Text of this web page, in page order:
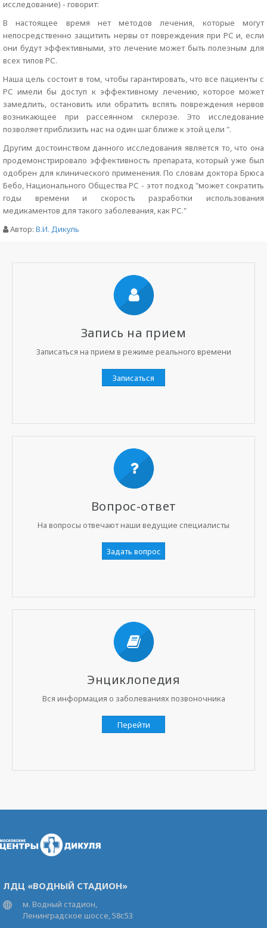
исследование) - говорит:
В настоящее время нет методов лечения, которые могут
непосредственно защитить нервы от повреждения при РС и, если
они будут эффективными, это лечение может быть полезным для
всех типов РС.
Наша цель состоит в том, чтобы гарантировать, что все пациенты с
РС имели бы доступ к эффективному лечению, которое может
замедлить, остановить или обратить вспять повреждения нервов
возникающее при рассеянном склерозе. Это исследование
позволяет приблизить нас на один шаг ближе к этой цели ".
Другим достоинством данного исследования является то, что она
продемонстрировало эффективность препарата, который уже был
одобрен для клинического применения. По словам доктора Брюса
Бебо, Национального Общества РС - этот подход "может сократить
годы времени и скорость разработки использования
медикаментов для такого заболевания, как РС."
Автор: В.И. Дикуль
Запись на прием
Записаться на прием в режиме реального времени
Записаться
Вопрос-ответ
На вопросы отвечают наши ведущие специалисты
Задать вопрос
Энциклопедия
Вся информация о заболеваниях позвоночника
Перейти
ЛДЦ «ВОДНЫЙ СТАДИОН»
м. Водный стадион,
Ленинградское шоссе, 58с53